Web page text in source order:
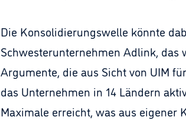
Die Konsolidierungswelle könnte
Schwesterunternehmen Adlink, das
Argumente, die aus Sicht von UIM
das Unternehmen in 14 Ländern
Maximale erreicht, was aus